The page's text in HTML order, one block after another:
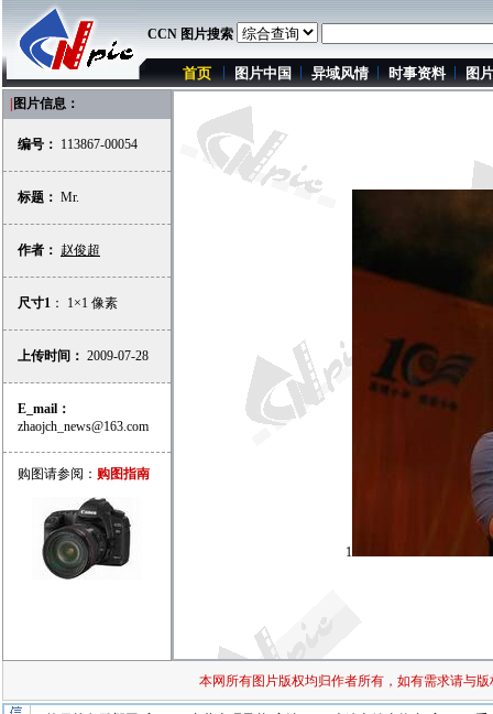
CCN 图片搜索
首页 图片中国 异域风情 时事资料 图
图片信息：
编号： 113867-00054
标题： Mr.
作者： 赵俊超
尺寸1 ： 1×1 像素
上传时间： 2009-07-28
E_mail：
zhaojch_news@163.com
购图请参阅： 购图指南
1
本网所有图片版权均归作者所有，如有需求请与